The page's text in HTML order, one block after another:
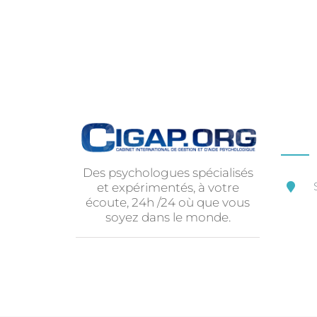
Des psychologues spécialisés
et expérimentés, à votre
écoute, 24h /24 où que vous
soyez dans le monde.